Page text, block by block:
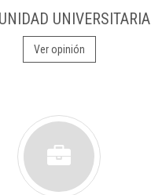
UNIVERSITARIA
Ver opinión